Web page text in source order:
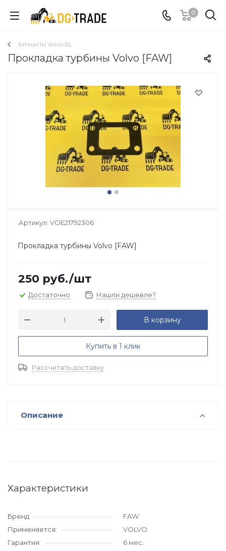
0
Запчасти Volvo BL
Прокладка турбины Volvo [FAW]
Артикул: VOE21792306
Прокладка турбины Volvo [FAW]
250 руб./шт
Достаточно Нашли дешевле?
В корзину
Купить в 1 клик
Рассчитать доставку
Описание
Характеристики
Бренд
FAW
Применяется:
VOLVO
Гарантия:
6 мес.